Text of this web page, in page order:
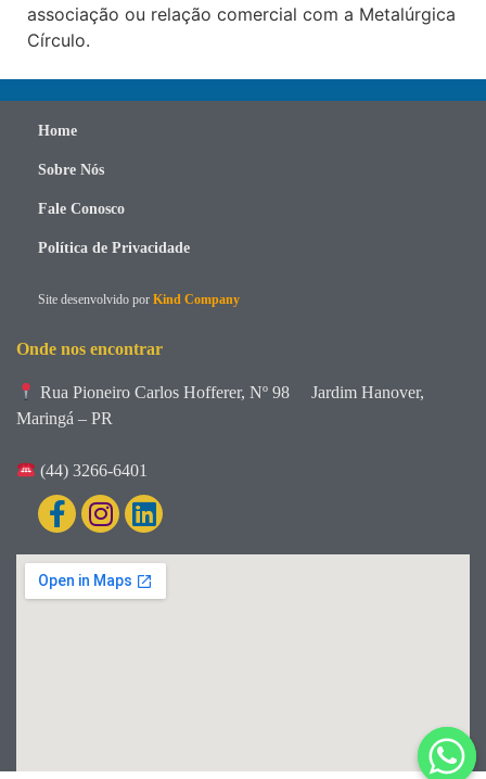
associação ou relação comercial com a Metalúrgica
Círculo.
Home
Sobre Nós
Fale Conosco
Política de Privacidade
Site desenvolvido por Kind Company
Onde nos encontrar
Rua Pioneiro Carlos Hofferer, Nº 98
Jardim Hanover,
Maringá – PR
(44) 3266-6401